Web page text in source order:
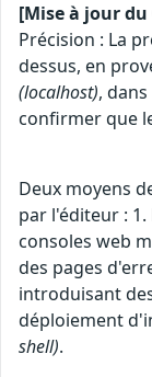
[Mise à jour du
Précision : La
dessus, en
(localhost),
confirmer que
Deux moyens
par l'éditeur :
consoles web
des pages
introduisant
déploiement
shell).